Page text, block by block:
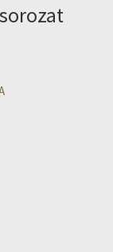
sorozat